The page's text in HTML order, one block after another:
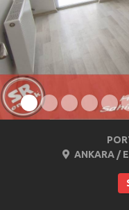
ANKARA /